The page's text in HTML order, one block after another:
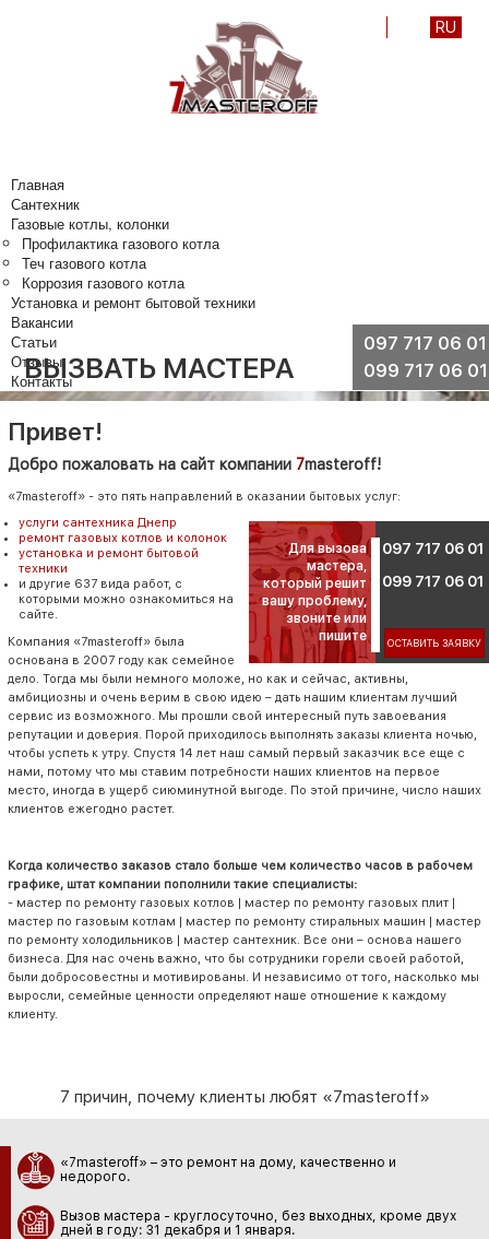
Главная
Сантехник
Газовые котлы, колонки
Профилактика газового котла
Теч газового котла
Коррозия газового котла
Установка и ремонт бытовой техники
Вакансии
Статьи
Отзывы
Контакты
RU
ВЫЗВАТЬ МАСТЕРА
097 717 06 01
099 717 06 01
Привет!
Добро пожаловать на сайт компании 7masteroff!
«7masteroff» - это пять направлений в оказании бытовых услуг:
Для вызова
мастера,
который решит
вашу проблему,
звоните или
пишите
097 717 06 01
099 717 06 01
ОСТАВИТЬ ЗАЯВКУ
услуги сантехника Днепр
ремонт газовых котлов и колонок
установка и ремонт бытовой
техники
и другие 637 вида работ, с
которыми можно ознакомиться на
сайте.
Компания «7masteroff» была
основана в 2007 году как семейное
дело. Тогда мы были немного моложе, но как и сейчас, активны,
амбициозны и очень верим в свою идею – дать нашим клиентам лучший
сервис из возможного. Мы прошли свой интересный путь завоевания
репутации и доверия. Порой приходилось выполнять заказы клиента ночью,
чтобы успеть к утру. Спустя 14 лет наш самый первый заказчик все еще с
нами, потому что мы ставим потребности наших клиентов на первое
место, иногда в ущерб сиюминутной выгоде. По этой причине, число наших
клиентов ежегодно растет.
Когда количество заказов стало больше чем количество часов в рабочем
графике, штат компании пополнили такие специалисты:
- мастер по ремонту газовых котлов | мастер по ремонту газовых плит |
мастер по газовым котлам | мастер по ремонту стиральных машин | мастер
по ремонту холодильников | мастер сантехник. Все они – основа нашего
бизнеса. Для нас очень важно, что бы сотрудники горели своей работой,
были добросовестны и мотивированы. И независимо от того, насколько мы
выросли, семейные ценности определяют наше отношение к каждому
клиенту.
7 причин, почему клиенты любят «7masteroff»
«7masteroff» – это ремонт на дому, качественно и
недорого.
Вызов мастера - круглосуточно, без выходных, кроме двух
дней в году: 31 декабря и 1 января.